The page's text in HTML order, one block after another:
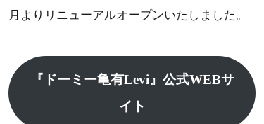
月よりリニューアルオープンいたしました。
『ドーミー亀有Levi』公式WEBサ
イト